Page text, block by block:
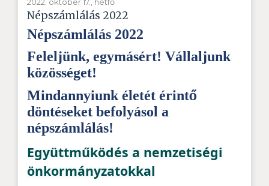
Népszámlálás 2022
Népszámlálás 2022
Feleljünk, egymásért! Vállaljunk
közösséget!
Mindannyiunk életét érintő
döntéseket befolyásol a
népszámlálás!
Együttműködés a nemzetiségi
önkormányzatokkal